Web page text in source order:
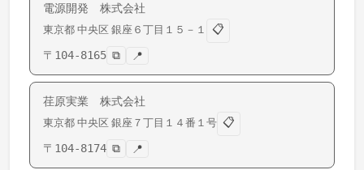
電源開発 株式会社
東京都 中央区 銀座 ６丁目１５－１
📋
〒 104-8165 ⧉ 📍
荏原実業 株式会社
東京都 中央区 銀座 ７丁目１４番１号 📋
〒 104-8174 ⧉ 📍